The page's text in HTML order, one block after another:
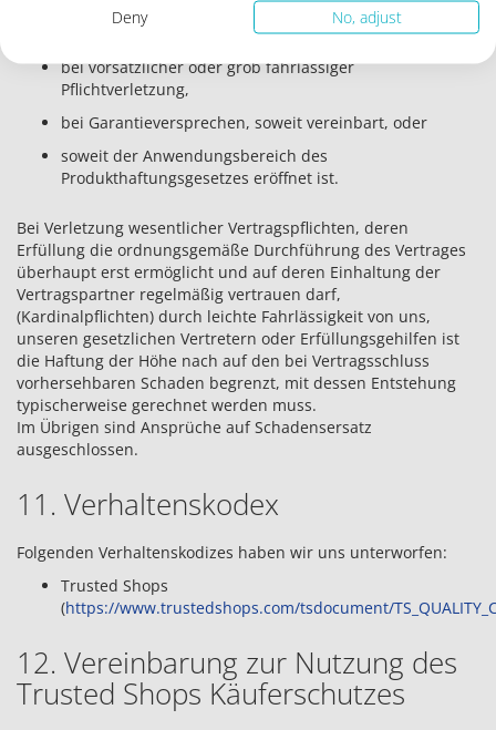
bei Verletzung des Lebens, des Körpers oder der
Gesundheit,
bei vorsätzlicher oder grob fahrlässiger
Pflichtverletzung,
bei Garantieversprechen, soweit vereinbart, oder
soweit der Anwendungsbereich des
Produkthaftungsgesetzes eröffnet ist.
Bei Verletzung wesentlicher Vertragspflichten, deren
Erfüllung die ordnungsgemäße Durchführung des Vertrages
überhaupt erst ermöglicht und auf deren Einhaltung der
Vertragspartner regelmäßig vertrauen darf,
(Kardinalpflichten) durch leichte Fahrlässigkeit von uns,
unseren gesetzlichen Vertretern oder Erfüllungsgehilfen ist
die Haftung der Höhe nach auf den bei Vertragsschluss
vorhersehbaren Schaden begrenzt, mit dessen Entstehung
typischerweise gerechnet werden muss.
Im Übrigen sind Ansprüche auf Schadensersatz
ausgeschlossen.
11. Verhaltenskodex
Folgenden Verhaltenskodizes haben wir uns unterworfen:
Trusted Shops
(https://www.trustedshops.com/tsdocument/
12. Vereinbarung zur Nutzung des
Trusted Shops Käuferschutzes
Deny
No, adjust